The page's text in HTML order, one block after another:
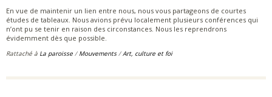
En vue de maintenir un lien entre nous, nous vous partageons de courtes
études de tableaux. Nous avions prévu localement plusieurs conférences qui
n’ont pu se tenir en raison des circonstances. Nous les reprendrons
évidemment dès que possible.
Rattaché à La paroisse / Mouvements /Art, culture et foi